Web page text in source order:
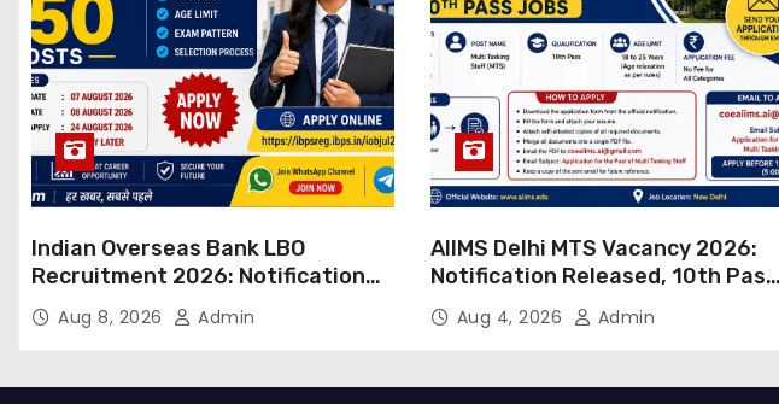
Indian Overseas Bank LBO
Recruitment 2026: Notification
Out for 250 Posts, Apply Online
Aug 8, 2026 Admin
AIIMS Delhi MTS Vacancy 2026:
Notification Released, 10th Pass
Candidates Can Apply Through
Email
Aug 4, 2026 Admin